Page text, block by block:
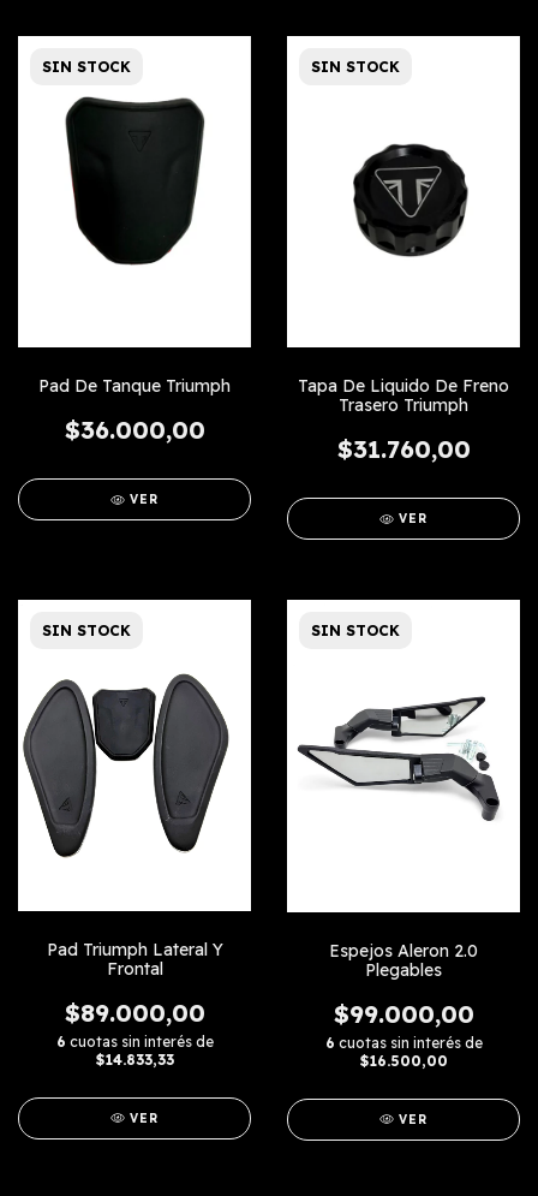
SIN STOCK
Pad De Tanque Triumph
$36.000,00
VER
SIN STOCK
Tapa De Liquido De Freno
Trasero Triumph
$31.760,00
VER
SIN STOCK
Pad Triumph Lateral Y
Frontal
$89.000,00
6 cuotas sin interés de
$14.833,33
VER
SIN STOCK
Espejos Aleron 2.0
Plegables
$99.000,00
6 cuotas sin interés de
$16.500,00
VER